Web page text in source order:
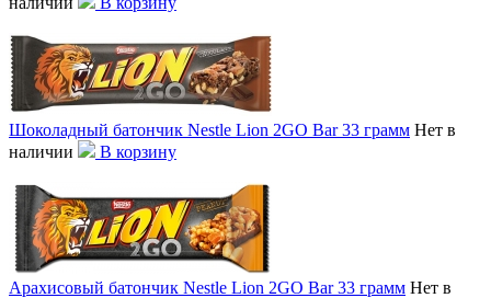
Шоколадный батончик Nestle Lion 2GO Bar 33 грамм Нет в
наличии
В корзину
Арахисовый батончик Nestle Lion 2GO Bar 33 грамм Нет в